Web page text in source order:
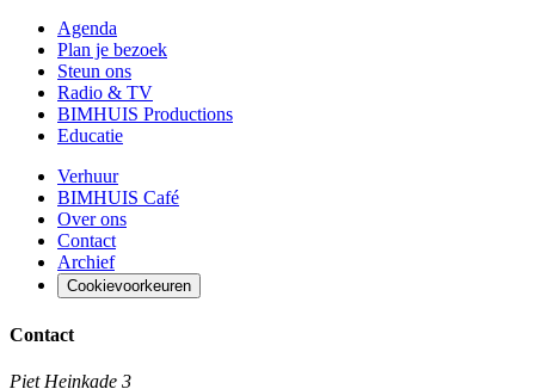
Agenda
Plan je bezoek
Steun ons
Radio & TV
BIMHUIS Productions
Educatie
Verhuur
BIMHUIS Café
Over ons
Contact
Archief
Cookievoorkeuren
Contact
Piet Heinkade 3